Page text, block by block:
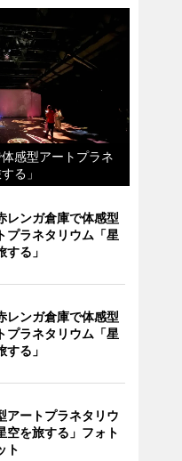
感型アートプラネ
する」
レンガ倉庫で体感型
プラネタリウム「星
する」
レンガ倉庫で体感型
プラネタリウム「星
する」
アートプラネタリウ
空を旅する」フォト
ト